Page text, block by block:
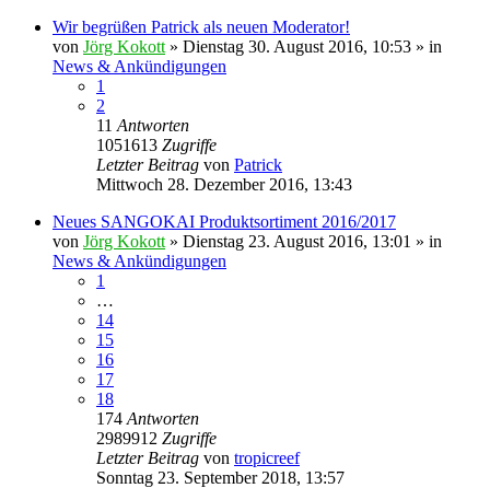
Wir begrüßen Patrick als neuen Moderator!
von Jörg Kokott » Dienstag 30. August 2016, 10:53 » in
News & Ankündigungen
1
2
11 Antworten
1051613 Zugriffe
Letzter Beitrag von Patrick
Mittwoch 28. Dezember 2016, 13:43
Neues SANGOKAI Produktsortiment 2016/2017
von Jörg Kokott » Dienstag 23. August 2016, 13:01 » in
News & Ankündigungen
1
…
14
15
16
17
18
174 Antworten
2989912 Zugriffe
Letzter Beitrag von tropicreef
Sonntag 23. September 2018, 13:57